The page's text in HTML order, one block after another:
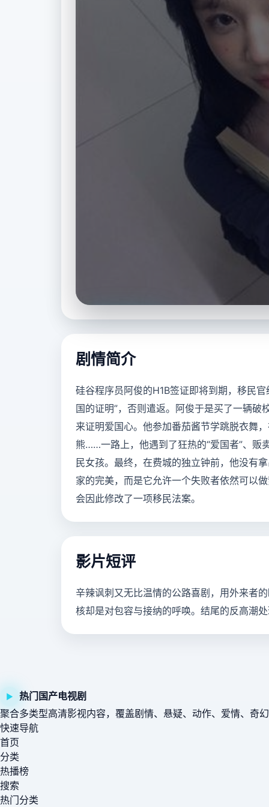
剧情简介
硅谷程序员阿俊的H1B签证即将到期，移民
国的证明”，否则遣返。阿俊于是买了一辆破
来证明爱国心。他参加番茄酱节学跳脱衣舞
熊……一路上，他遇到了狂热的“爱国者”、贩
民女孩。最终，在费城的独立钟前，他没有
家的完美，而是它允许一个失败者依然可以
会因此修改了一项移民法案。
影片短评
辛辣讽刺又无比温情的公路喜剧，用外来者
核却是对包容与接纳的呼唤。结尾的反高潮
▶
热门国产电视剧
聚合多类型高清影视内容，覆盖剧情、悬疑、动作、爱情、奇
快速导航
首页
分类
热播榜
搜索
热门分类